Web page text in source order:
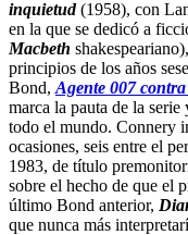
inquietud(1958), con
en la que se dedicó a
Macbeth
principios de los años
Bond, Agente 007
marca la pauta de la
todo el mundo. Connery
ocasiones, seis entre el
1983, de título
sobre el hecho de que el
último Bond anterior,
que nunca más